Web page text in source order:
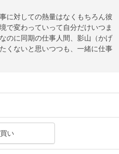
に対しての熱量はなくもちろん彼
で変わっていって自分だけいつま
のに同期の仕事人間、影山（かげ
くないと思いつつも、一緒に仕事
い